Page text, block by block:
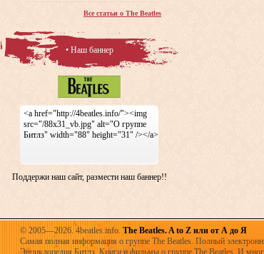
Все статьи о The Beatles
• Наш баннер
<a href="http://4beatles.info/"><img
src="/88x31_vb.jpg" alt="О группе
Битлз" width="88" height="31" /></a>
Поддержи наш сайт, размести наш баннер!!
© 2005—2026. 4beatles.info. The Beatles. A to Z или от А до Я
Самая полная информация о группе The Beatles. Полный
Энциклопедия Битлз. Книги и фильмы о группе The Beatles. И